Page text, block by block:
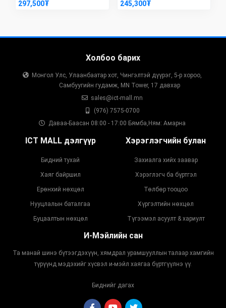
297,500₮ 245,300₮
Холбоо барих
Монгол Улс, Улаанбаатар хот, Чингэлтэй дүүрэг, 5-р хороо,
Самбуугийн гудамж, MN Tower, 17 давхар
sales@ict-mall.mn
(976) 7575-0700
Даваа-Баасан 08:00 - 17:00 Бямба,Ням: Амарна
ICT MALL дэлгүүр
Бидний тухай
Хаяг байршил
Ерөнхий нөхцөл
Нууцлалын баталгаа
Буцаалтын нөхцөл
Хэрэглэгчийн булан
Захиалга хийх заавар
Хэрэглэгч ба бүртгэл
Төлбөр тооцоо
Хүргэлтийн нөхцөл
Түгээмэл асуулт & хариулт
И-Мэйлийн сан
Та манай шинэ бүтээгдэхүүн, хямдрал урамшууллын талаар хамгийн
түрүүнд мэдэхийг хүсвэл и-мэйл хаягаа бүртгүүлнэ үү.
Биднийг дагах